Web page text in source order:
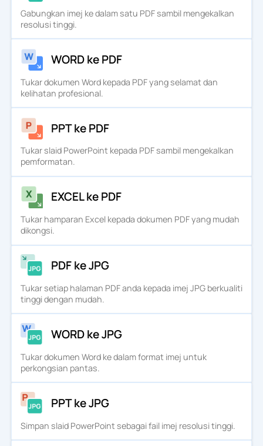
Gabungkan imej ke dalam satu PDF sambil mengekalkan
resolusi tinggi.
WORD ke PDF
Tukar dokumen Word kepada PDF yang selamat dan
kelihatan profesional.
PPT ke PDF
Tukar slaid PowerPoint kepada PDF sambil mengekalkan
pemformatan.
EXCEL ke PDF
Tukar hamparan Excel kepada dokumen PDF yang mudah
dikongsi.
PDF ke JPG
Tukar setiap halaman PDF anda kepada imej JPG berkualiti
tinggi dengan mudah.
WORD ke JPG
Tukar dokumen Word ke dalam format imej untuk
perkongsian pantas.
PPT ke JPG
Simpan slaid PowerPoint sebagai fail imej resolusi tinggi.